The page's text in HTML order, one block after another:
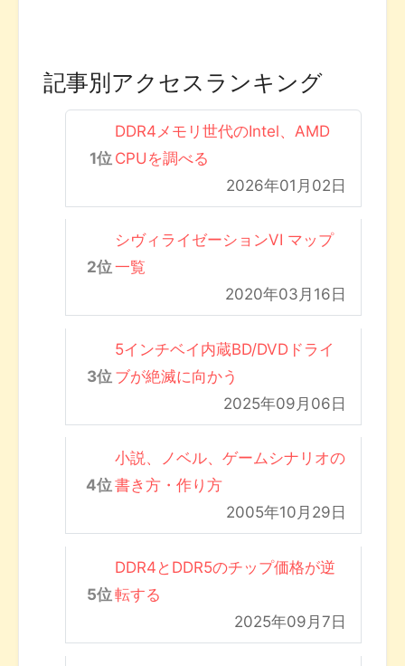
記事別アクセスランキング
DDR4メモリ世代のIntel、AMD
CPUを調べる
2026年01月02日
シヴィライゼーションVI マップ
一覧
2020年03月16日
5インチベイ内蔵BD/DVDドライ
ブが絶滅に向かう
2025年09月06日
小説、ノベル、ゲームシナリオの
書き方・作り方
2005年10月29日
DDR4とDDR5のチップ価格が逆
転する
2025年09月7日